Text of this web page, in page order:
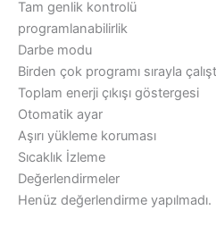
Tam genlik kontrolü
programlanabilirlik
Darbe modu
Birden çok programı sırayla
Toplam enerji çıkışı göstergesi
Otomatik ayar
Aşırı yükleme koruması
Sıcaklık İzleme
Değerlendirmeler
Henüz değerlendirme yapılmadı.